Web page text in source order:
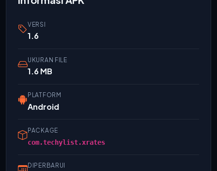
VERSI
1.6
UKURAN FILE
1.6 MB
PLATFORM
Android
PACKAGE
com.techylist.xrates
DIPERBARUI